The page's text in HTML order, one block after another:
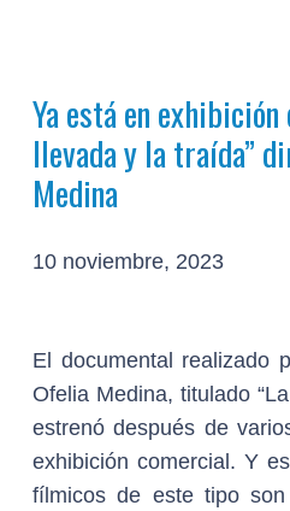
Ya está en
llevada y la traída”
Medina
10 noviembre, 2023
El documental realizado
Ofelia Medina, titulado
estrenó después de
exhibición comercial. Y
fílmicos de este tipo